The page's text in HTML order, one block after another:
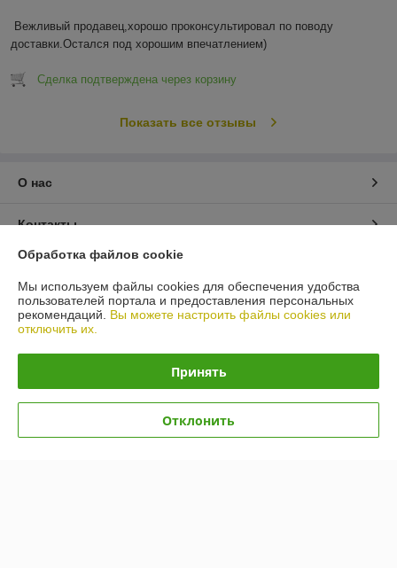
Вежливый продавец,хорошо проконсультировал по поводу
доставки.Остался под хорошим впечатлением)
Сделка подтверждена через корзину
Показать все отзывы
О нас
Контакты
Доставка и оплата
График работы
Политика обработки cookies
Обработка файлов cookie
Мы используем файлы cookies для обеспечения удобства
пользователей портала и предоставления персональных
рекомендаций. Вы можете настроить файлы cookies или
отключить их.
Принять
Отклонить